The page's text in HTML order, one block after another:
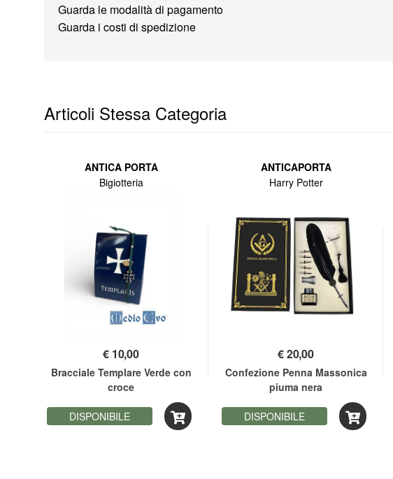
Guarda le modalità di pagamento
Guarda i costi di spedizione
Articoli Stessa Categoria
ANTICA PORTA
Bigiotteria
€ 10,00
Bracciale Templare Verde con
croce
DISPONIBILE
ANTICAPORTA
Harry Potter
€20,00
Confezione Penna Massonica
piuma nera
DISPONIBILE